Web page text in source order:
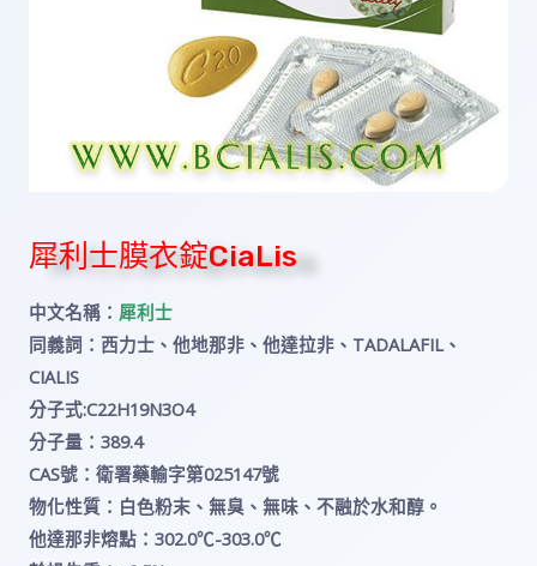
犀利士膜衣錠CiaLis
中文名稱： 犀利士
同義詞：西力士、他地那非、他達拉非、TADALAFIL、
CIALIS
分子式:C22H19N3O4
分子量：389.4
CAS號：衛署藥輸字第025147號
物化性質：白色粉末、無臭、無味、不融於水和醇。
他達那非熔點：302.0℃-303.0℃